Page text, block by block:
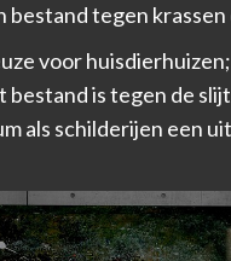
tegen krassen
voor
bestand is tegen de
als schilderijen een